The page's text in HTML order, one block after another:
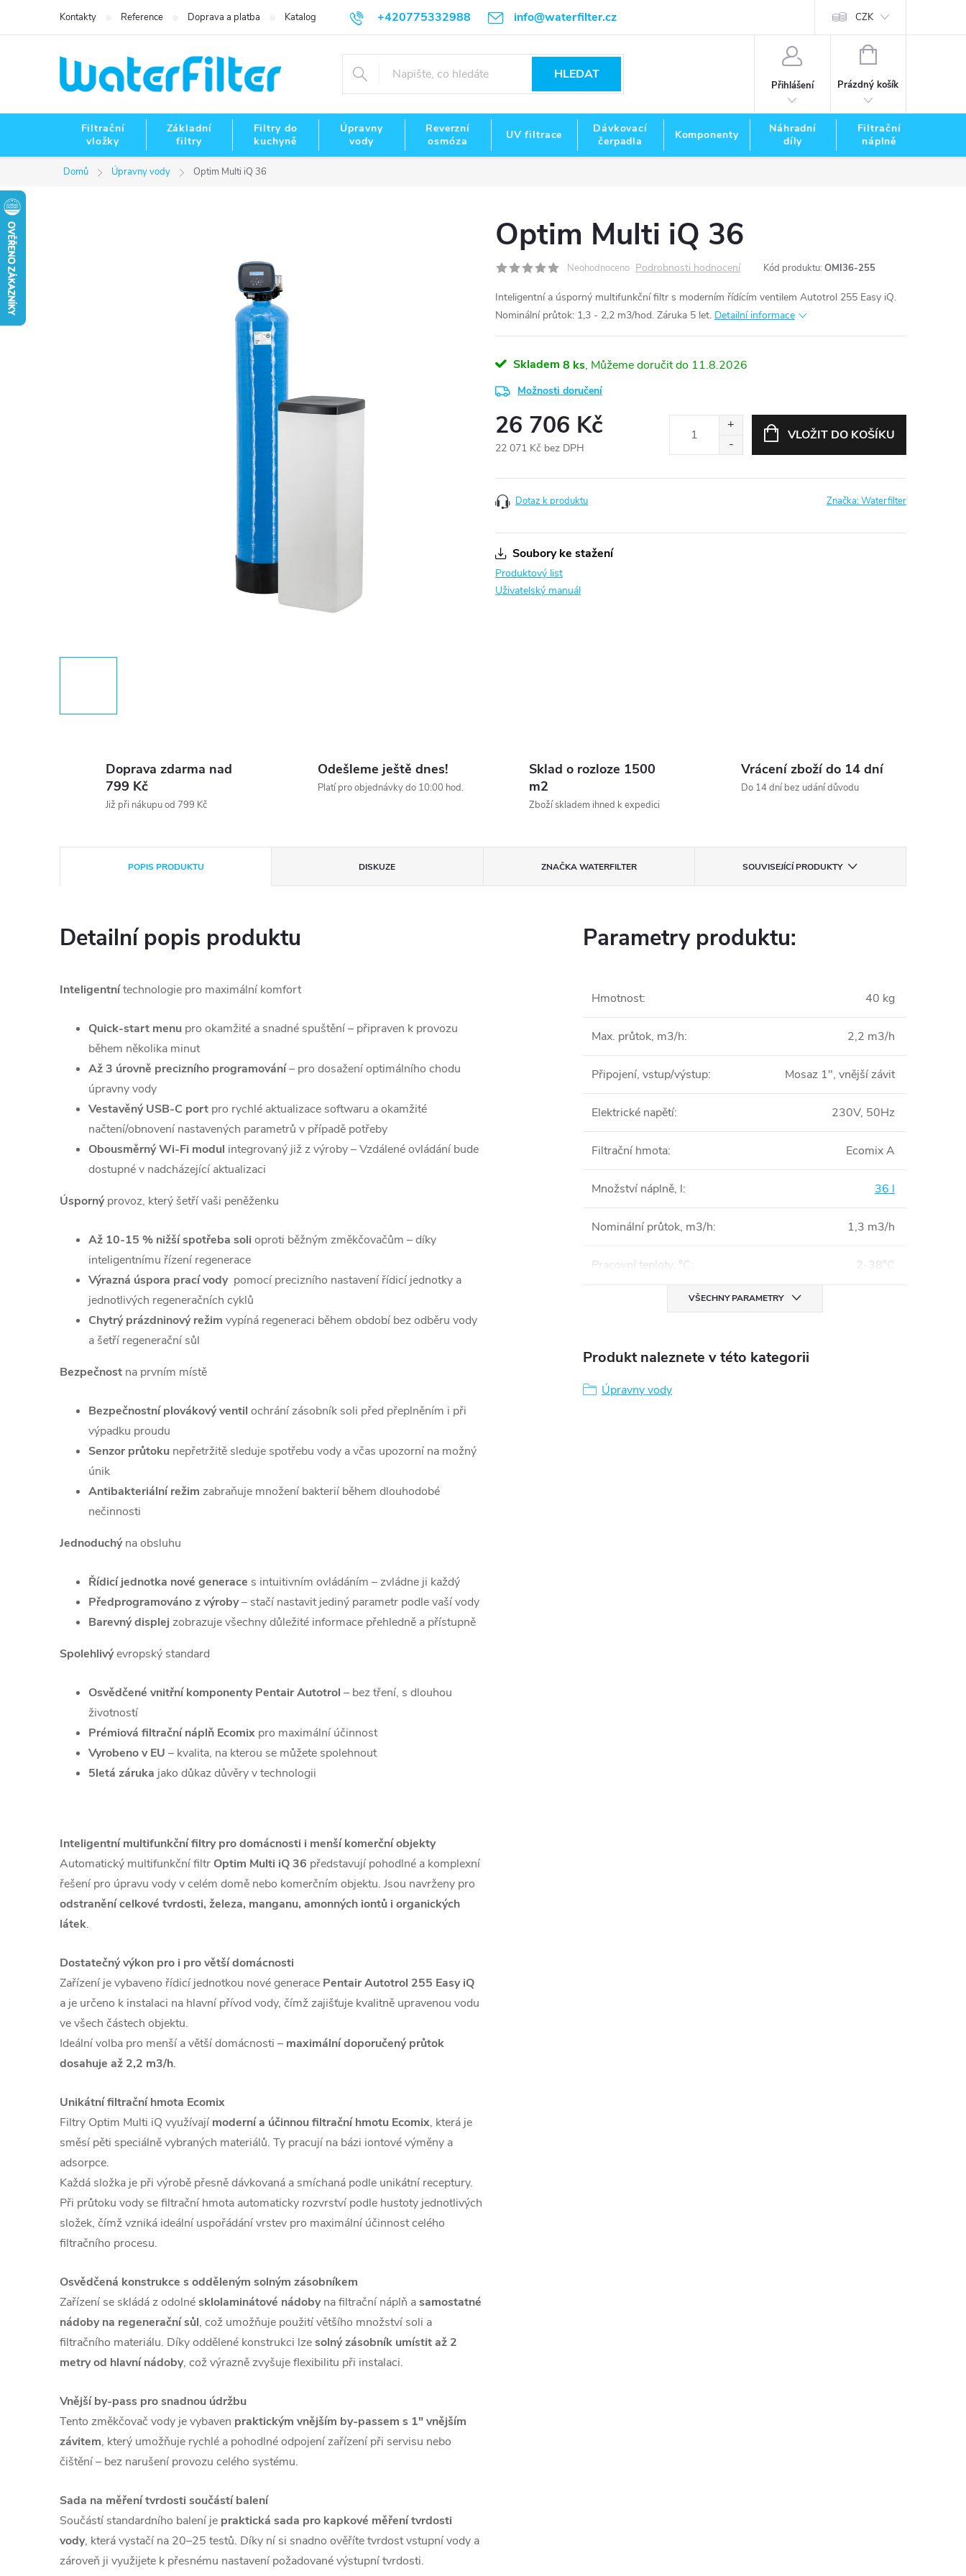
+420775332988 info@waterfilter.cz
Kontakty Reference Doprava a platba Katalog CZK
HLEDAT
Přihlášení
NÁKUPNÍ
Prázdný košík
Filtrační
vložky
Základní
filtry
Filtry do
kuchyně
Úpravny
vody
Reverzní
osmóza
UV filtrace
Dávkovací
čerpadla
Komponenty
Náhradní
díly
Filtrační
náplně
Domů Úpravny vody Optim Multi iQ 36
Optim Multi iQ 36
Neohodnoceno Podrobnosti hodnocení Kód produktu: OMI36-255
Inteligentní a úsporný multifunkční filtr s moderním řídícím ventilem Autotrol 255 Easy iQ.
Nominální průtok: 1,3 - 2,2 m3/hod. Záruka 5 let. Detailní informace
Skladem 8 ks 11.8.2026
Možnosti doručení
26 706 Kč
22 071 Kč bez DPH
cena:
VLOŽIT DO KOŠÍKU
Dotaz k produktu Značka:Waterfilter
Soubory ke stažení
Produktový list
Uživatelský manuál
Doprava zdarma nad
799 Kč
Již při nákupu od 799 Kč
Odešleme ještě dnes!
Platí pro objednávky do 10:00 hod.
Sklad o rozloze 1500
m2
Zboží skladem ihned k expedici
Vrácení zboží do 14 dní
Do 14 dní bez udání důvodu
POPIS PRODUKTU DISKUZE ZNAČKAWATERFILTER SOUVISEJÍCÍ PRODUKTY
Detailní popis produktu
Inteligentnítechnologie pro maximální komfort
Quick-start menu pro okamžité a snadné spuštění – připraven k provozu
během několika minut
Až 3 úrovně precizního programování– pro dosažení optimálního chodu
úpravny vody
Vestavěný USB-C port pro rychlé aktualizace softwaru a okamžité
načtení/obnovení nastavených parametrů v případě potřeby
Obousměrný Wi-Fi modul integrovaný již z výroby – Vzdálené ovládání bude
dostupné v nadcházející aktualizaci
Úspornýprovoz, který šetří vaši peněženku
Až 10-15 % nižší spotřeba soli oproti běžným změkčovačům – díky
inteligentnímu řízení regenerace
Výrazná úspora prací vodypomocí precizního nastavení řídicí jednotky a
jednotlivých regeneračních cyklů
Chytrý prázdninový režim vypíná regeneraci během období bez odběru vody
a šetří regenerační sůl
Bezpečnost na prvním místě
Bezpečnostní plovákový ventil ochrání zásobník soli před přeplněním i při
výpadku proudu
Senzor průtoku nepřetržitě sleduje spotřebu vody a včas upozorní na možný
únik
Antibakteriální režim zabraňuje množení bakterií během dlouhodobé
nečinnosti
Jednoduchýna obsluhu
Řídicí jednotka nové generace s intuitivním ovládáním – zvládne ji každý
Předprogramováno z výroby– stačí nastavit jediný parametr podle vaší vody
Barevný displej zobrazuje všechny důležité informace přehledně a přístupně
Spolehlivýevropský standard
Osvědčené vnitřní komponenty Pentair Autotrol – bez tření, s dlouhou
životností
Prémiová filtrační náplň Ecomix pro maximální účinnost
Vyrobeno v EU – kvalita, na kterou se můžete spolehnout
5letá záruka jako důkaz důvěry v technologii
Inteligentní multifunkční filtry pro domácnosti i menší komerční objekty
Automatický multifunkční filtr Optim Multi iQ 36 představují pohodlné a komplexní
řešení pro úpravu vody v celém domě nebo komerčním objektu. Jsou navrženy pro
odstraněnícelkové tvrdosti, železa, manganu, amonných iontů i organických
látek.
Dostatečný výkon pro i pro větší domácnosti
Zařízení je vybaveno řídicí jednotkou nové generace Pentair Autotrol 255 Easy iQ
a je určeno k instalaci na hlavní přívod vody, čímž zajišťuje kvalitně upravenou vodu
ve všech částech objektu.
Ideální volba pro menší a větší domácnosti – maximální doporučený průtok
dosahuje až 2,2 m3/h.
Unikátní filtrační hmota Ecomix
Filtry Optim Multi iQ využívají moderní a účinnou filtrační hmotu Ecomix, která je
směsí pěti speciálně vybraných materiálů. Ty pracují na bázi iontové výměny a
adsorpce.
Každá složka je při výrobě přesně dávkovaná a smíchaná podle unikátní receptury.
Při průtoku vody se filtrační hmota automaticky rozvrství podle hustoty jednotlivých
složek, čímž vzniká ideální uspořádání vrstev pro maximální účinnost celého
filtračního procesu.
Osvědčená konstrukce s odděleným solným zásobníkem
Zařízení se skládá z odolnésklolaminátové nádobyna filtrační náplň asamostatné
nádoby na regenerační sůl, což umožňuje použití většího množství soli a
filtračního materiálu. Díky oddělené konstrukci lzesolný zásobník umístit až 2
metry od hlavní nádoby, což výrazně zvyšuje flexibilitu při instalaci.
Vnější by-pass pro snadnou údržbu
Tento změkčovač vody je vybaven praktickým vnějším by-passem s 1" vnějším
závitem, který umožňuje rychlé a pohodlné odpojení zařízení při servisu nebo
čištění – bez narušení provozu celého systému.
Sada na měření tvrdosti součástí balení
Součástí standardního balení je praktická sada pro kapkové měření tvrdosti
vody, která vystačí na 20–25 testů. Díky ní si snadno ověříte tvrdost vstupní vody a
zároveň ji využijete k přesnému nastavení požadované výstupní tvrdosti.
Parametry produktu:
Hmotnost: 40 kg
Max. průtok, m3/h: 2,2 m3/h
Připojení, vstup/výstup: Mosaz 1", vnější závit
Elektrické napětí: 230V, 50Hz
Filtrační hmota: Ecomix A
Množství náplně, l: 36 l
Nominální průtok, m3/h: 1,3 m3/h
Pracovní teploty, °C: 2-38°C
VŠECHNY PARAMETRY
Produkt naleznete v této kategorii
Úpravny vody